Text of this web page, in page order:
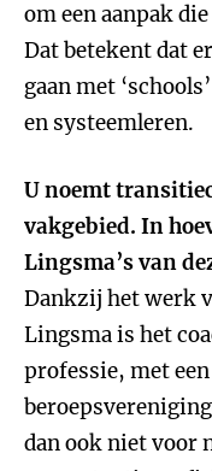
om een aanpak
Dat betekent dat
gaan met
en systeemleren.
U noemt
vakgebied. In
Lingsma’s van
Dankzij het werk
Lingsma is het
professie, met
dan ook niet voor